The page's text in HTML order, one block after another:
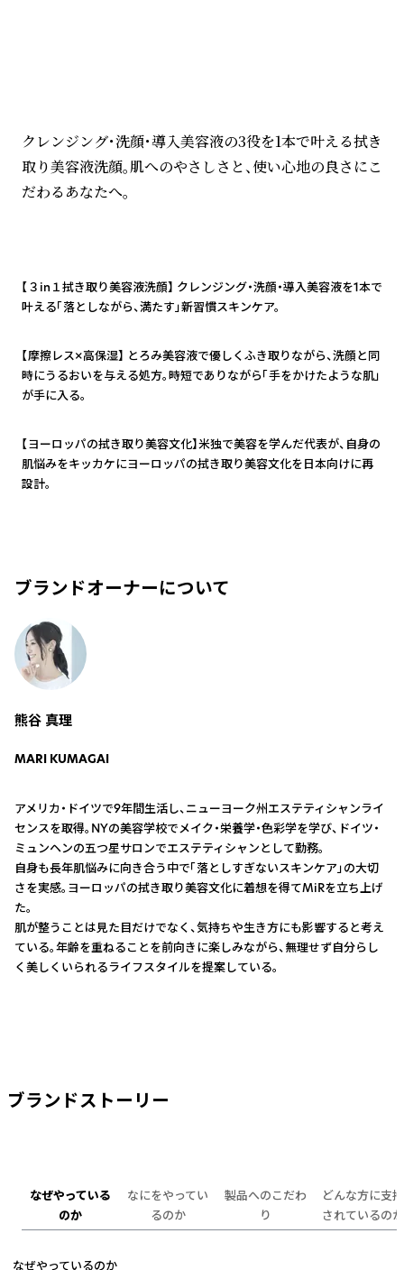
クレンジング・洗顔・導入美容液の3役を1本で叶える拭き
取り美容液洗顔。肌へのやさしさと、使い心地の良さにこ
だわるあなたへ。
【３in１拭き取り美容液洗顔】 クレンジング・洗顔・導入美容液を1本で
叶える「落としながら、満たす」新習慣スキンケア。
【摩擦レス×高保湿】 とろみ美容液で優しくふき取りながら、洗顔と同
時にうるおいを与える処方。時短でありながら「手をかけたような肌」
が手に入る。
【ヨーロッパの拭き取り美容文化】米独で美容を学んだ代表が、自身の
肌悩みをキッカケにヨーロッパの拭き取り美容文化を日本向けに再
設計。
ブランドオーナーについて
熊谷 真理
MARI KUMAGAI
アメリカ・ドイツで9年間生活し、ニューヨーク州エステティシャンライ
センスを取得。NYの美容学校でメイク・栄養学・色彩学を学び、ドイツ・
ミュンヘンの五つ星サロンでエステティシャンとして勤務。
自身も長年肌悩みに向き合う中で「落としすぎないスキンケア」の大切
さを実感。ヨーロッパの拭き取り美容文化に着想を得てMiRを立ち上げ
た。
肌が整うことは見た目だけでなく、気持ちや生き方にも影響すると考え
ている。年齢を重ねることを前向きに楽しみながら、無理せず自分らし
く美しくいられるライフスタイルを提案している。
ブランドストーリー
なぜやっている
のか
なにをやってい
るのか
製品へのこだわ
り
どんな方に支持
されているのか
なぜやっているのか